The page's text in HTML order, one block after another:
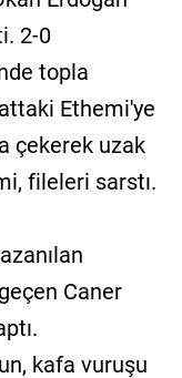
2-0
topla
Ethemi'ye
çekerek uzak
fileleri sarstı.
Caner
kafa vuruşu